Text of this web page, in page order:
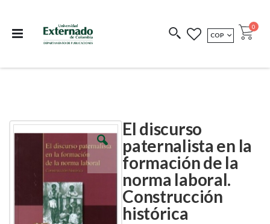
COEDICIONES REDIMIR CÓDIGO
MONEDA
COP Cart
0
El discurso
paternalista en la
formación de la
norma laboral.
Construcción
histórica
Skip
to
Skip
to